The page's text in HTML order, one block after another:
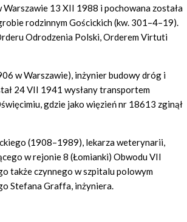
Warszawie 13 XII 1988 i pochowana została
rodzinnym Gościckich (kw. 301–4–19).
Odrodzenia Polski, Orderem Virtuti
w Warszawie), inżynier budowy dróg i
24 VII 1941 wysłany transportem
gdzie jako więzień nr 18613 zginął
(1908–1989), lekarza weterynarii,
w rejonie 8 (Łomianki) ObwoduVII
także czynnego w szpitalu polowym
StefanaGraffa, inżyniera.